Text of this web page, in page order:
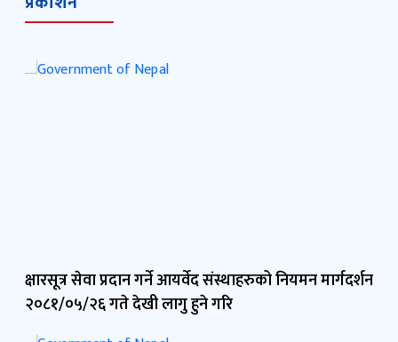
क्षारसूत्र सेवा प्रदान गर्ने आयर्वेद संस्थाहरुको नियमन मार्गदर्शन
२०८१/०५/२६ गते देखी लागु हुने गरि